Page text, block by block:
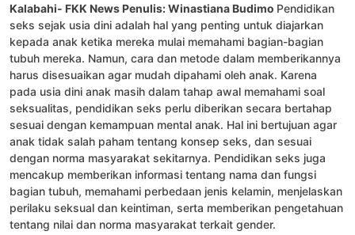
Kalabahi- FKK News Penulis: Winastiana Budimo Pendidikan
seks sejak usia dini adalah hal yang penting untuk diajarkan
kepada anak ketika mereka mulai memahami bagian-bagian
tubuh mereka. Namun, cara dan metode dalam memberikannya
harus disesuaikan agar mudah dipahami oleh anak. Karena
pada usia dini anak masih dalam tahap awal memahami soal
seksualitas, pendidikan seks perlu diberikan secara bertahap
sesuai dengan kemampuan mental anak. Hal ini bertujuan agar
anak tidak salah paham tentang konsep seks, dan sesuai
dengan norma masyarakat sekitarnya. Pendidikan seks juga
mencakup memberikan informasi tentang nama dan fungsi
bagian tubuh, memahami perbedaan jenis kelamin, menjelaskan
perilaku seksual dan keintiman, serta memberikan pengetahuan
tentang nilai dan norma masyarakat terkait gender.